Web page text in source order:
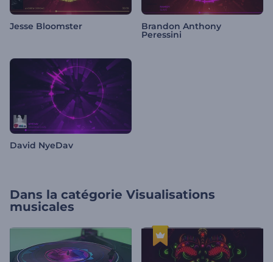
Jesse Bloomster Brandon Anthony
Peressini
David NyeDav
Dans la catégorie Visualisations
musicales